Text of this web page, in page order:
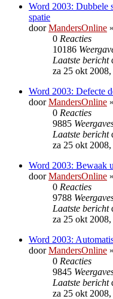
Word 2003: Dubbele
spatie
doorMandersOnline »
0 Reacties
10186
Laatste bericht
za 25 okt
Word 2003: Defecte
doorMandersOnline »
0 Reacties
9885
Laatste bericht
za 25 okt
Word 2003: Bewaak
doorMandersOnline »
0 Reacties
9788
Laatste bericht
za 25 okt
Word 2003:
doorMandersOnline »
0 Reacties
9845
Laatste bericht
za 25 okt